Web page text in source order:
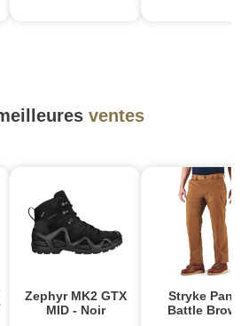
ventes
Zephyr MK2 GTX
MID - Noir
Stryke Pant -
Battle Brown